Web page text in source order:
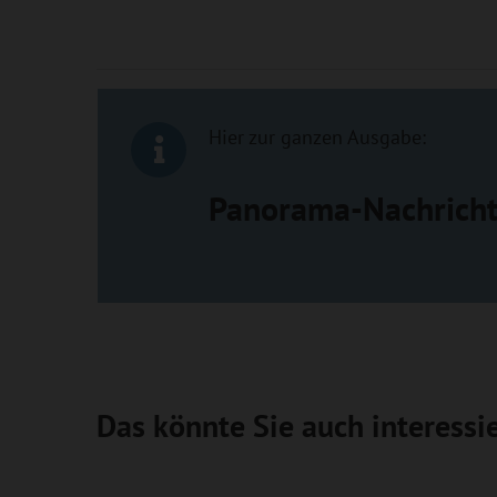
Das könnte Sie auch